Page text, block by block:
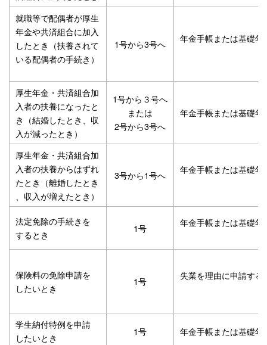
就職等で配偶者が厚生
年金や共済組合に加入
したとき（扶養されて
いる配偶者の手続き）
1号から3号へ 年金手帳または基礎
厚生年金・共済組合加
入者の扶養になったと
き（結婚したとき、収
入が減ったとき）
1号から３号へ
または
2号から3号へ
年金手帳または基礎
厚生年金・共済組合加
入者の扶養からはずれ
たとき（離婚したとき
、収入が増えたとき）
3号から1号へ 年金手帳または基礎
法定免除の手続きを
するとき
1号 年金手帳または基礎
保険料の免除申請を
したいとき
1号 失業を理由に申請す
学生納付特例を申請
したいとき
1号 年金手帳または基礎